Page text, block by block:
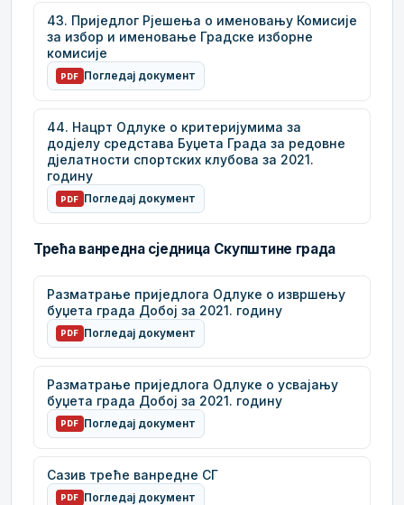
43. Приједлог Рјешења о именовању Комисије
за избор и именовање Градске изборне
комисије
PDF Погледај документ
44. Нацрт Одлуке о критеријумима за
додјелу средстава Буџета Града за редовне
дјелатности спортских клубова за 2021.
годину
PDF Погледај документ
Трећа ванредна сједница Скупштине града
Разматрање приједлога Одлуке о извршењу
буџета града Добој за 2021. годину
PDF Погледај документ
Разматрање приједлога Одлуке о усвајању
буџета града Добој за 2021. годину
PDF Погледај документ
Сазив треће ванредне СГ
PDF Погледај документ